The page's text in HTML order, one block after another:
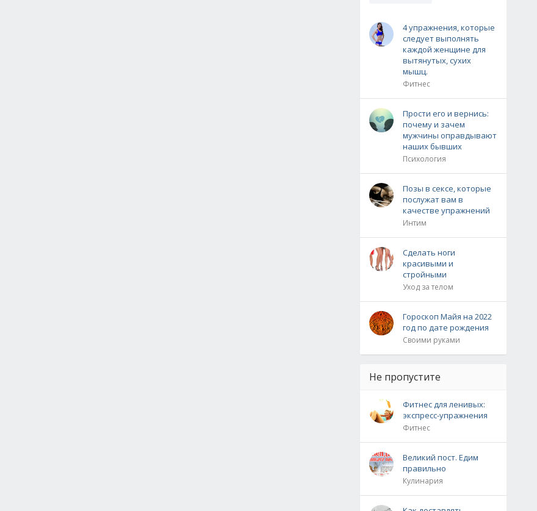
4 упражнения, которые
следует выполнять
каждой женщине для
вытянутых, сухих
мышц.
Фитнес
Прости его и вернись:
почему и зачем
мужчины оправдывают
наших бывших
Психология
Позы в сексе, которые
послужат вам в
качестве упражнений
Интим
Сделать ноги
красивыми и
стройными
Уход за телом
Гороскоп Майя на 2022
год по дате рождения
Своими руками
Не пропустите
Фитнес для ленивых:
экспресс-упражнения
Фитнес
Великий пост. Едим
правильно
Кулинария